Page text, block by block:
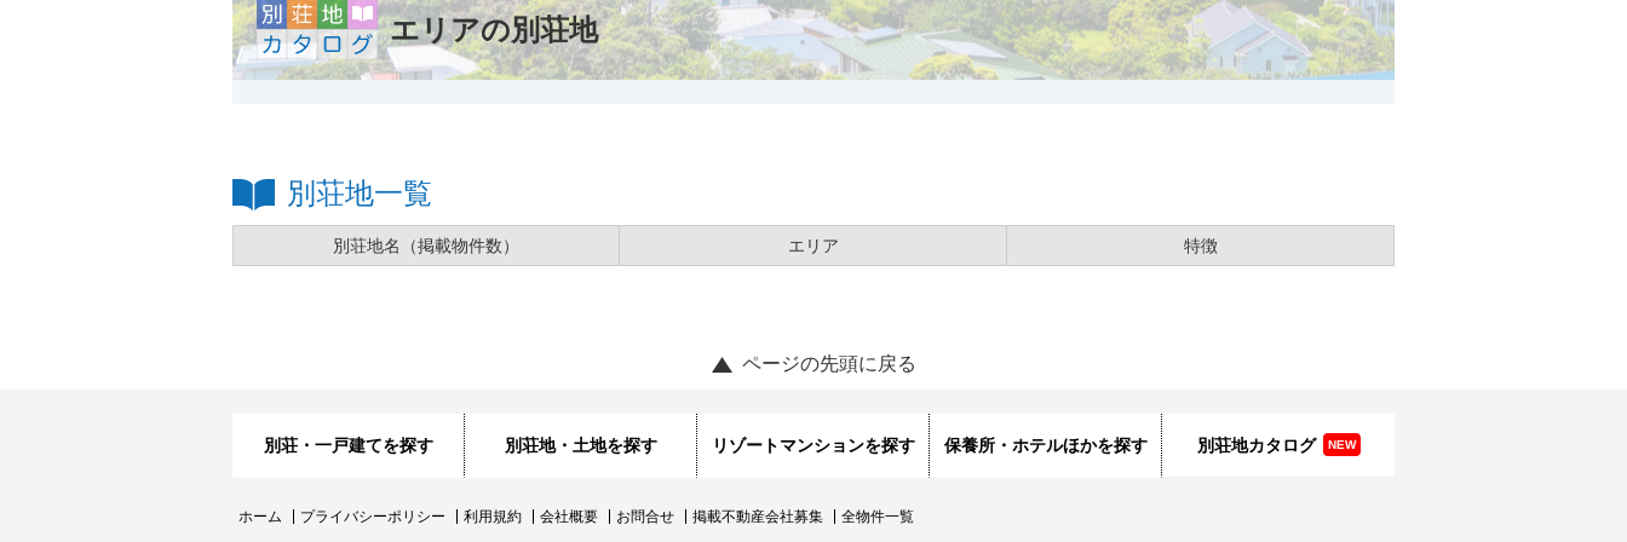
エリアの別荘地
別荘地一覧
別荘地名 （掲載物件数） エリア 特徴
ページの先頭に戻る
別荘・一戸建てを探す 別荘地・土地を探す リゾートマンションを探す 保養所・ホテルほかを探す 別荘地カタログ NEW
ホーム プライバシーポリシー 利用規約 会社概要 お問合せ 掲載不動産会社募集 全物件一覧